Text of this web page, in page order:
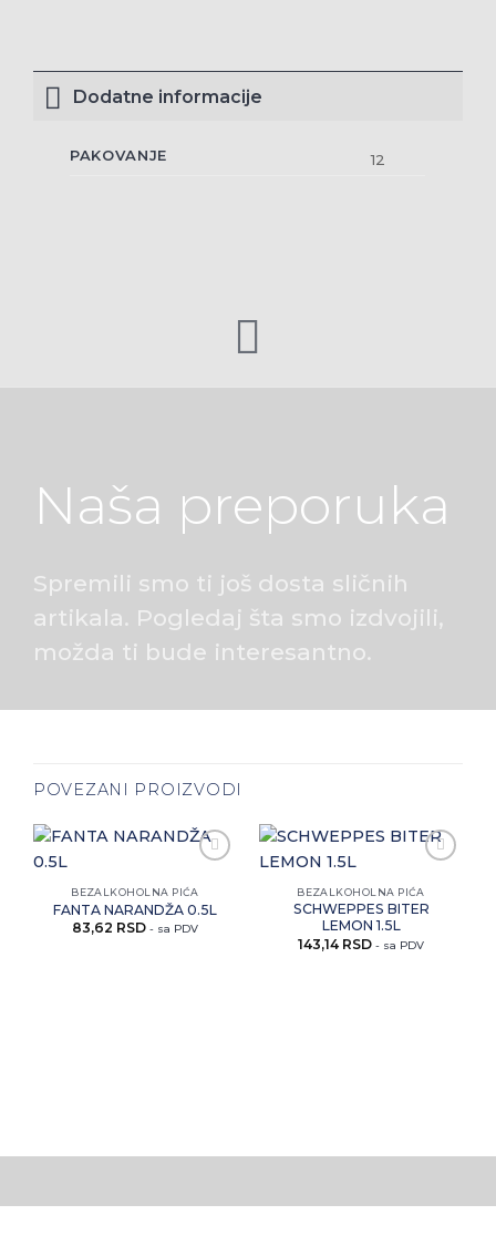
Dodatne informacije
PAKOVANJE 12
Naša preporuka
Spremili smo ti još dosta sličnih
artikala. Pogledaj šta smo izdvojili,
možda ti bude interesantno.
POVEZANI PROIZVODI
ovaj
artikal
BEZALKOHOLNA PIĆA
FANTA NARANDŽA 0.5L
83,62 RSD - sa PDV
ovaj
artikal
BEZALKOHOLNA PIĆA
SCHWEPPES BITER
LEMON 1.5L
143,14 RSD - sa PDV